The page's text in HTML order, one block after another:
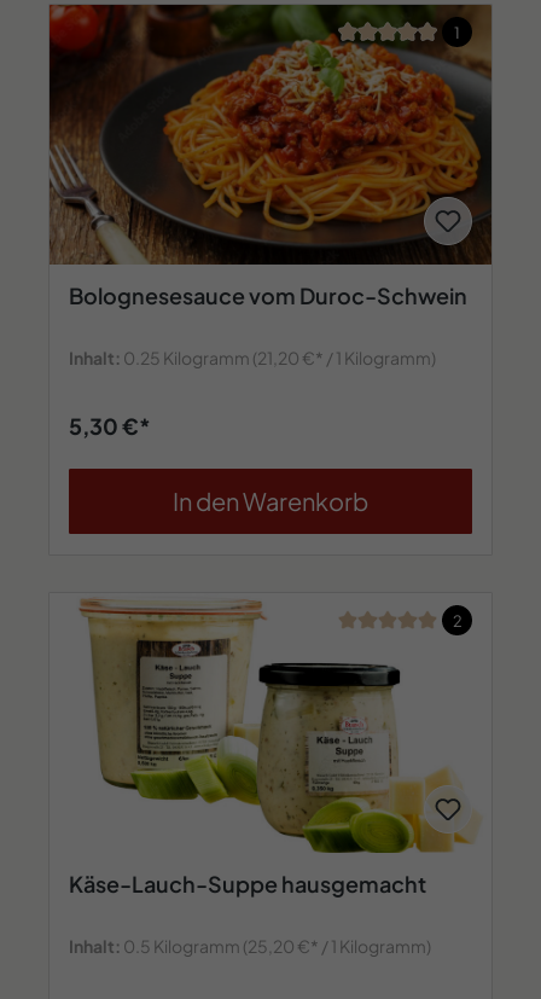
Durchschnittliche
1
Bolognesesauce vom Duroc-Schwein
Inhalt: 0.25 Kilogramm (21,20 €* / 1 Kilogramm)
5,30 €*
In den Warenkorb
Durchschnittliche
2
Käse-Lauch-Suppe hausgemacht
Inhalt: 0.5 Kilogramm (25,20 €* / 1 Kilogramm)